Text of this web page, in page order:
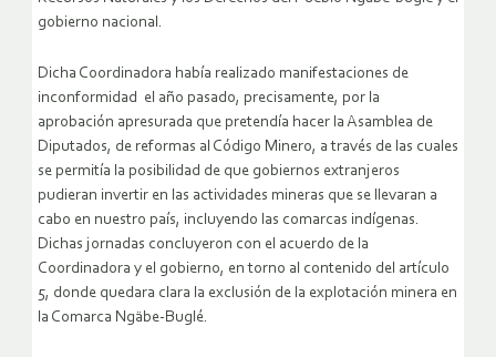
gobierno nacional.
Dicha Coordinadora había realizado manifestaciones de
inconformidad el año pasado, precisamente, por la
aprobación apresurada que pretendía hacer la Asamblea de
Diputados, de reformas al Código Minero, a través de las cuales
se permitía la posibilidad de que gobiernos extranjeros
pudieran invertir en las actividades mineras que se llevaran a
cabo en nuestro país, incluyendo las comarcas indígenas.
Dichas jornadas concluyeron con el acuerdo de la
Coordinadora y el gobierno, en torno al contenido del artículo
5, donde quedara clara la exclusión de la explotación minera en
la Comarca Ngäbe-Buglé.